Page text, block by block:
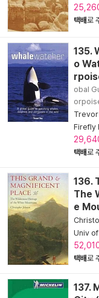
택배로
135.
o
obal
Firefly
택배로
136.
The
e
Univ
택배로
137.